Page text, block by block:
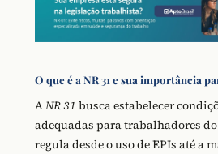
O que é a NR 31 e sua importância
ANR 31 busca estabelecer
adequadas para trabalhadores
regula desde o uso de EPIs até a